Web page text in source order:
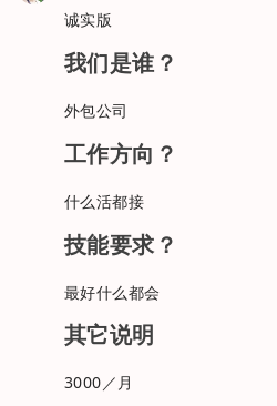
诚实版
我们是谁？
外包公司
工作方向？
什么活都接
技能要求？
最好什么都会
其它说明
3000／月